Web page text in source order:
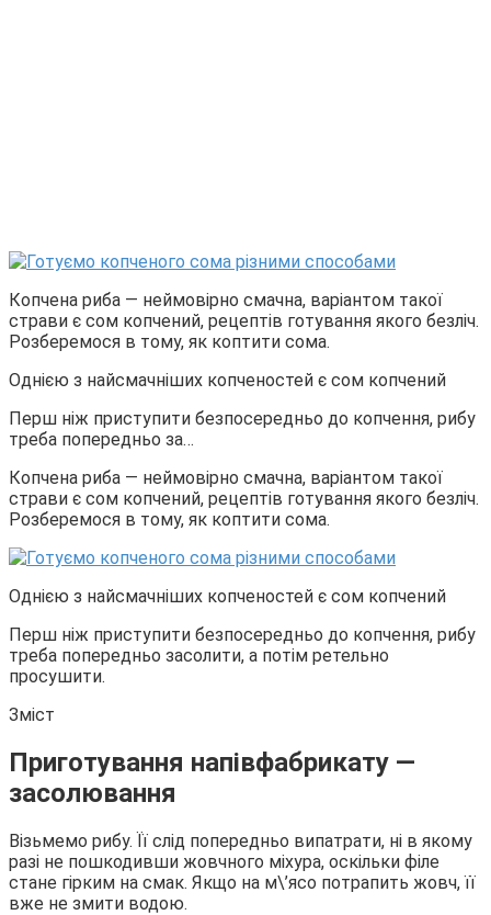
Копчена риба — неймовірно смачна, варіантом такої
страви є сом копчений, рецептів готування якого безліч.
Розберемося в тому, як коптити сома.
Однією з найсмачніших копченостей є сом копчений
Перш ніж приступити безпосередньо до копчення, рибу
треба попередньо за…
Копчена риба — неймовірно смачна, варіантом такої
страви є сом копчений, рецептів готування якого безліч.
Розберемося в тому, як коптити сома.
Однією з найсмачніших копченостей є сом копчений
Перш ніж приступити безпосередньо до копчення, рибу
треба попередньо засолити, а потім ретельно
просушити.
Зміст
Приготування напівфабрикату —
засолювання
Візьмемо рибу. Її слід попередньо випатрати, ні в якому
разі не пошкодивши жовчного міхура, оскільки філе
стане гірким на смак. Якщо на м\’ясо потрапить жовч, її
вже не змити водою.